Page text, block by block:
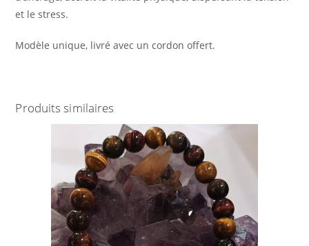
et le stress.
Modèle unique, livré avec un cordon offert.
Produits similaires